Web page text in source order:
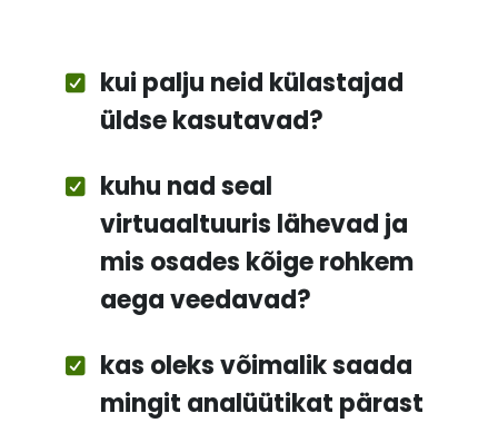
kui palju neid külastajad
üldse kasutavad?
kuhu nad seal
virtuaaltuuris lähevad ja
mis osades kõige rohkem
aega veedavad?
kas oleks võimalik saada
mingit analüütikat pärast